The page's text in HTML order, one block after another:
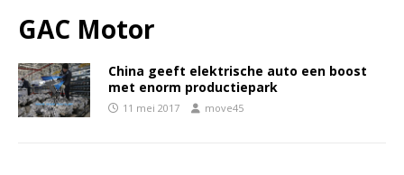
GAC Motor
China geeft elektrische auto een boost
met enorm productiepark
11 mei 2017 move45